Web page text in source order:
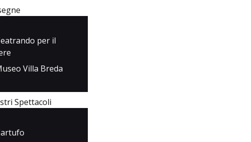
per il
Villa Breda
Spettacoli
Rassegne
I Nostri Spettacoli
Media
Contatti